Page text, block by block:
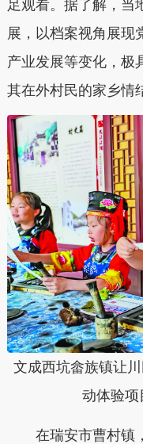
足观看。据了解，当
展，以档案视角展现
产业发展等变化，极
其在外村民的家乡情
文成西坑畲族镇让
动体验项
在瑞安市曹村镇，